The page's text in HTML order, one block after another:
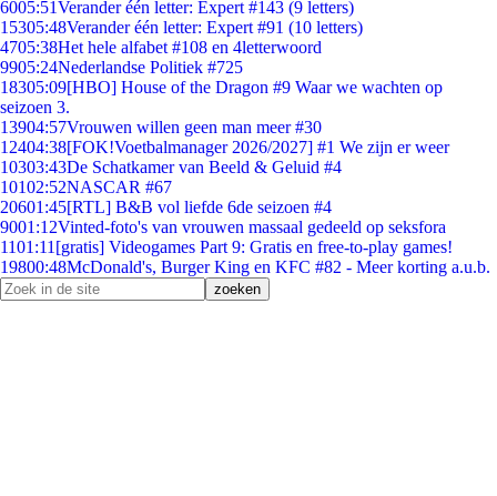
6005:51Verander één letter: Expert #143 (9 letters)
15305:48Verander één letter: Expert #91 (10 letters)
4705:38Het hele alfabet #108 en 4letterwoord
9905:24Nederlandse Politiek #725
18305:09[HBO] House of the Dragon #9 Waar we wachten op
seizoen 3.
13904:57Vrouwen willen geen man meer #30
12404:38[FOK!Voetbalmanager 2026/2027] #1 We zijn er weer
10303:43De Schatkamer van Beeld & Geluid #4
10102:52NASCAR #67
20601:45[RTL] B&B vol liefde 6de seizoen #4
9001:12Vinted-foto's van vrouwen massaal gedeeld op seksfora
1101:11 [gratis] Videogames Part 9: Gratis en free-to-play games!
19800:48McDonald's, Burger King en KFC #82 - Meer korting a.u.b.